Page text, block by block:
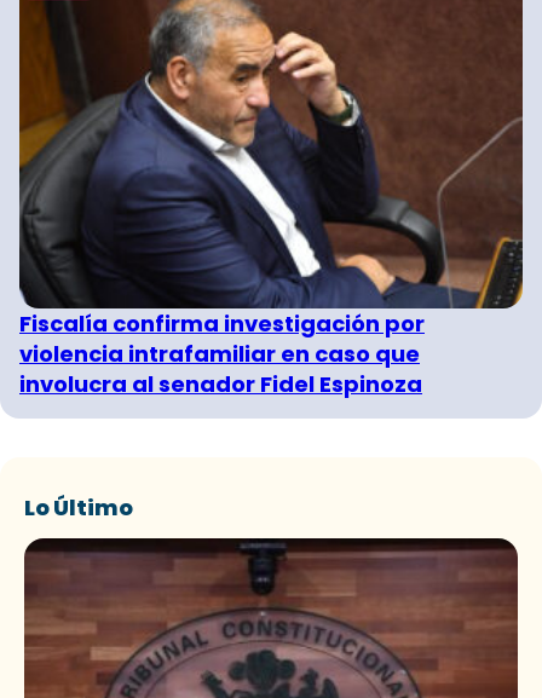
Fiscalía confirma investigación por
violencia intrafamiliar en caso que
involucra al senador Fidel Espinoza
Lo Último